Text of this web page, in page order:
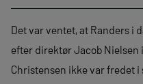
Det var ventet, at Randers i
efter direktør Jacob Nielsen
Christensen ikke var fredet